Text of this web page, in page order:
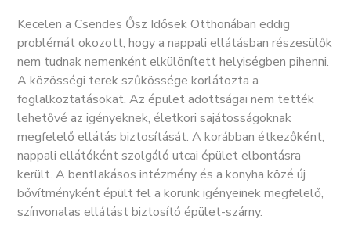
Kecelen a Csendes Ősz Idősek Otthonában eddig
problémát okozott, hogy a nappali ellátásban részesülők
nem tudnak nemenként elkülönített helyiségben pihenni.
A közösségi terek szűkössége korlátozta a
foglalkoztatásokat. Az épület adottságai nem tették
lehetővé az igényeknek, életkori sajátosságoknak
megfelelő ellátás biztosítását. A korábban étkezőként,
nappali ellátóként szolgáló utcai épület elbontásra
került. A bentlakásos intézmény és a konyha közé új
bővítményként épült fel a korunk igényeinek megfelelő,
színvonalas ellátást biztosító épület-szárny.